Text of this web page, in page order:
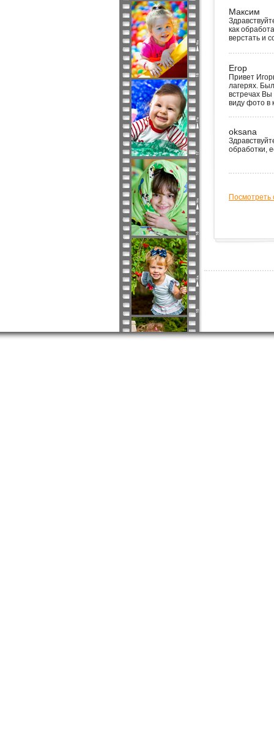
Максим
как
верстать и
Егор
Привет
лагерях.
встречах Вы
виду фото в
oksana
обработки,
Посмотреть